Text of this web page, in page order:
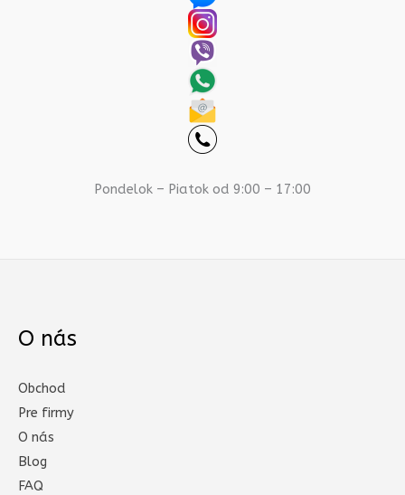
Pondelok – Piatok od 9:00 – 17:00
O nás
Obchod
Pre firmy
O nás
Blog
FAQ